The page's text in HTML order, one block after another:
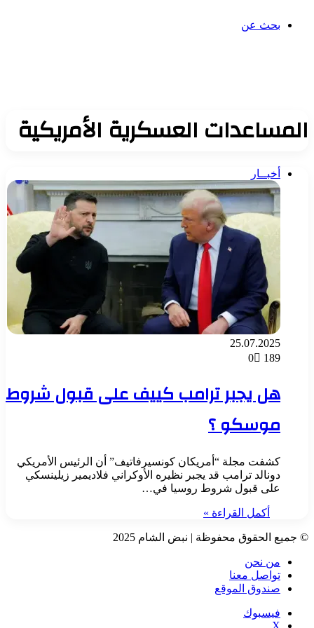
بحث عن
المساعدات العسكرية الأمريكية
أخبــار
25.07.2025
0
189
هل يجبر ترامب كييف على قبول شروط
موسكو ؟
كشفت مجلة “أمريكان كونسيرفاتيف” أن الرئيس الأمريكي
دونالد ترامب قد يجبر نظيره الأوكراني فلاديمير زيلينسكي
على قبول شروط روسيا في…
أكمل القراءة »
© جميع الحقوق محفوظة | نبض الشام 2025
من نحن
تواصل معنا
صندوق الموقع
فيسبوك
‫X